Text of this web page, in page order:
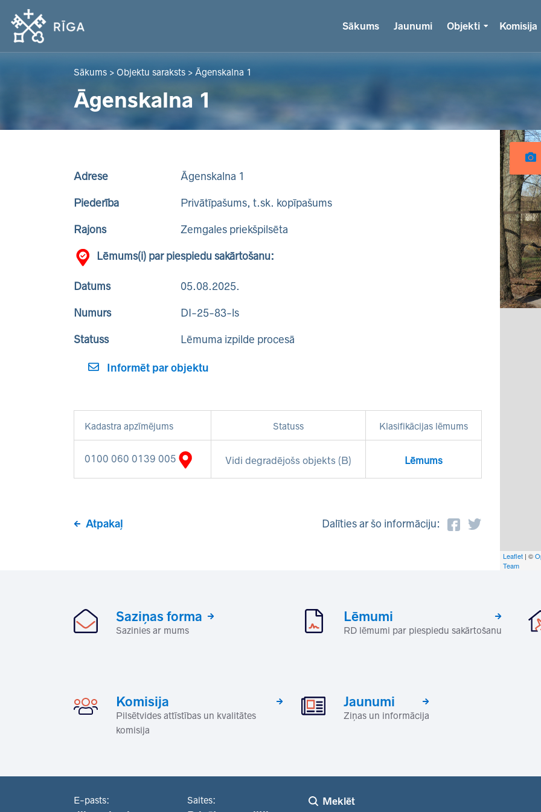
Sākums Jaunumi Objekti Komisija
Sākums > Objektu saraksts > Āgenskalna 1
Āgenskalna 1
Adrese Āgenskalna 1
Piederība Privātīpašums, t.sk. kopīpašums
Rajons Zemgales priekšpilsēta
Lēmums(i) par piespiedu sakārtošanu:
Datums 05.08.2025.
Numurs DI-25-83-ls
Statuss Lēmuma izpilde procesā
Informēt par objektu
Kadastra apzīmējums Statuss Klasifikācijas lēmums
0100 060 0139 005 Vidi degradējošs objekts (B) Lēmums
Atpakaļ Dalīties ar šo informāciju:
Leaflet | ©
Team
Saziņas forma
Sazinies ar mums
Lēmumi
RD lēmumi par piespiedu sakārtošanu
Komisija
Pilsētvides attīstības un kvalitātes
komisija
Jaunumi
Ziņas un informācija
E-pasts: Saites: Meklēt